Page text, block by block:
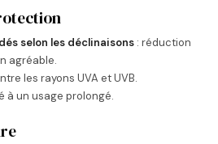
selon les déclinaisons : réduction
agréable.
les rayons UVA et UVB.
à un usage prolongé.